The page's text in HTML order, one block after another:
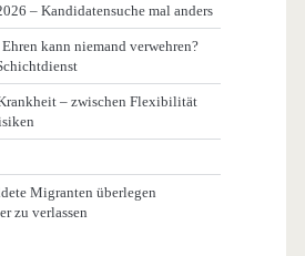
– Kandidatensuche mal anders
kann niemand verwehren?
– zwischen Flexibilität
Migranten überlegen
zu verlassen